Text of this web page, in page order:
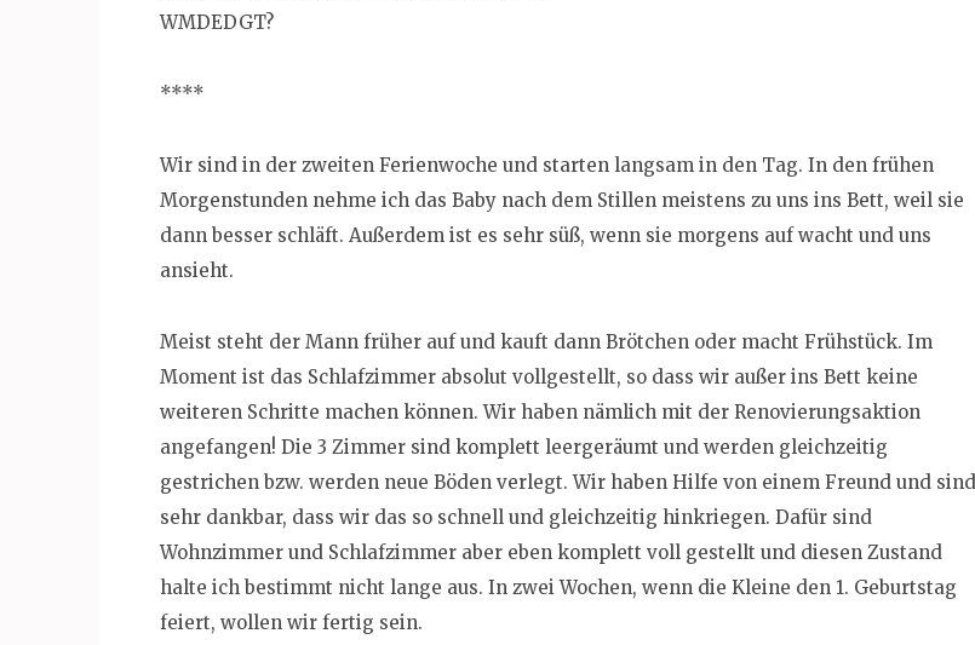
WMDEDGT?
****
Wir sind in der zweiten Ferienwoche und starten langsam in den Tag. In den frühen
Morgenstunden nehme ich das Baby nach dem Stillen meistens zu uns ins Bett, weil sie
dann besser schläft. Außerdem ist es sehr süß, wenn sie morgens auf wacht und uns
ansieht.
Meist steht der Mann früher auf und kauft dann Brötchen oder macht Frühstück. Im
Moment ist das Schlafzimmer absolut vollgestellt, so dass wir außer ins Bett keine
weiteren Schritte machen können. Wir haben nämlich mit der Renovierungsaktion
angefangen! Die 3 Zimmer sind komplett leergeräumt und werden gleichzeitig
gestrichen bzw. werden neue Böden verlegt. Wir haben Hilfe von einem Freund und sind
sehr dankbar, dass wir das so schnell und gleichzeitig hinkriegen. Dafür sind
Wohnzimmer und Schlafzimmer aber eben komplett voll gestellt und diesen Zustand
halte ich bestimmt nicht lange aus. In zwei Wochen, wenn die Kleine den 1. Geburtstag
feiert, wollen wir fertig sein.